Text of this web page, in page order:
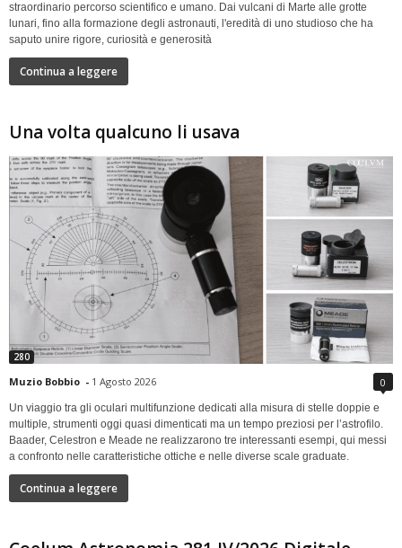
straordinario percorso scientifico e umano. Dai vulcani di Marte alle grotte
lunari, fino alla formazione degli astronauti, l'eredità di uno studioso che ha
saputo unire rigore, curiosità e generosità
Continua a leggere
Una volta qualcuno li usava
280
Muzio Bobbio - 1 Agosto 2026 0
Un viaggio tra gli oculari multifunzione dedicati alla misura di stelle doppie e
multiple, strumenti oggi quasi dimenticati ma un tempo preziosi per l’astrofilo.
Baader, Celestron e Meade ne realizzarono tre interessanti esempi, qui messi
a confronto nelle caratteristiche ottiche e nelle diverse scale graduate.
Continua a leggere